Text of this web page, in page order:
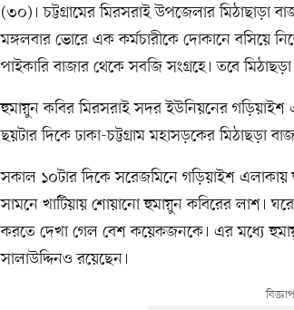
(৩০)। চট্টগ্রামের মিরসরাই উপজেলার মিঠাছাড়া
মঙ্গলবার ভোরে এক কর্মচারীকে দোকানে বসিয়ে
পাইকারি বাজার থেকে সবজি সংগ্রহে। তবে
হুমায়ুন কবির মিরসরাই সদর ইউনিয়নের
ছয়টার দিকে ঢাকা-চট্টগ্রাম মহাসড়কের মিঠাছড়া
সকাল ১০টার দিকে সরেজমিনে গড়িয়াইশ এলাকায়
সামনে খাটিয়ায় শোয়ানো হুমায়ুন কবিরের লাশ।
করতে দেখা গেল বেশ কয়েকজনকে। এর মধ্যে
সালাউদ্দিনও রয়েছেন।